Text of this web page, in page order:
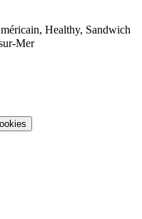
Healthy, Sandwich
Mer